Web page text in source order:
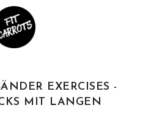
EXERCISES -
MIT LANGEN